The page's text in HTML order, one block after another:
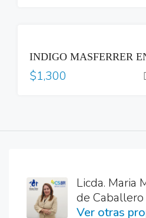
$1,300
Licda. Maria
de Caballero
Ver otras